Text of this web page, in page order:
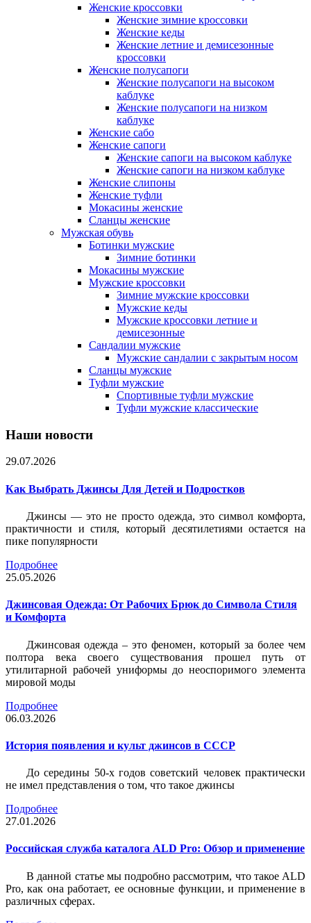
Женские кроссовки
Женские зимние кроссовки
Женские кеды
Женские летние и демисезонные
кроссовки
Женские полусапоги
Женские полусапоги на высоком
каблуке
Женские полусапоги на низком
каблуке
Женские сабо
Женские сапоги
Женские сапоги на высоком каблуке
Женские сапоги на низком каблуке
Женские слипоны
Женские туфли
Мокасины женские
Сланцы женские
Мужская обувь
Ботинки мужские
Зимние ботинки
Мокасины мужские
Мужские кроссовки
Зимние мужские кроссовки
Мужские кеды
Мужские кроссовки летние и
демисезонные
Сандалии мужские
Мужские сандалии с закрытым носом
Сланцы мужские
Туфли мужские
Спортивные туфли мужские
Туфли мужские классические
Наши новости
29.07.2026
Как Выбрать Джинсы Для Детей и Подростков
Джинсы — это не просто одежда, это символ комфорта,
практичности и стиля, который десятилетиями остается на
пике популярности
Подробнее
25.05.2026
Джинсовая Одежда: От Рабочих Брюк до Символа Стиля
и Комфорта
Джинсовая одежда – это феномен, который за более чем
полтора века своего существования прошел путь от
утилитарной рабочей униформы до неоспоримого элемента
мировой моды
Подробнее
06.03.2026
История появления и культ джинсов в СССР
До середины 50-х годов советский человек практически
не имел представления о том, что такое джинсы
Подробнее
27.01.2026
Российская служба каталога ALD Pro: Обзор и применение
В данной статье мы подробно рассмотрим, что такое ALD
Pro, как она работает, ее основные функции, и применение в
различных сферах.